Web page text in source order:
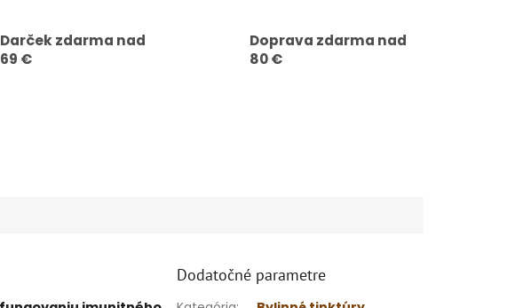
Darček zdarma nad
69 €
Doprava zdarma nad
80 €
Dodatočné parametre